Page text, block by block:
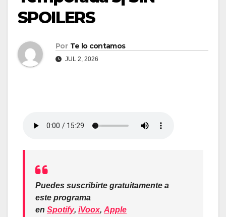
SPOILERS
Por Te lo contamos
JUL 2, 2026
Puedes suscribirte gratuitamente a
este programa
en Spotify, iVoox, Apple